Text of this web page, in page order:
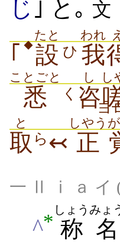
じ ｣ と｡ 文
｢ ◆設
たと
ひ 我
われ え
悉
ことごと
く 咨
し し
ヨ
取
と
ら ↢ 正
しやう
一 Ⅱ ⅰ ａ
^* 称名
しょうみょ